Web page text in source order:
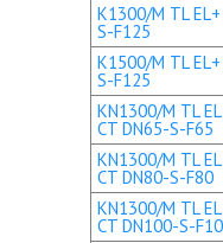
K1300/M TL
S-F125
K1500/M TL
S-F125
KN1300/M TL
CT DN65-S-F65
KN1300/M TL
CT DN80-S-F80
KN1300/M TL
CT DN100-S-